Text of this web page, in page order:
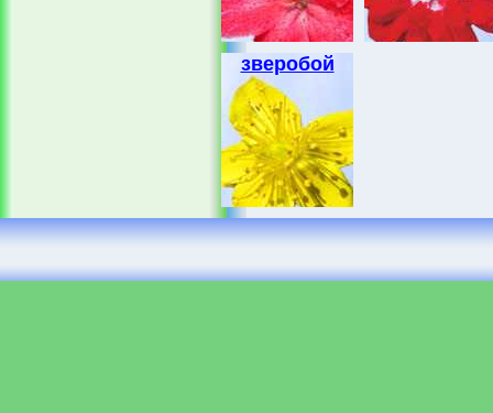
зверобой